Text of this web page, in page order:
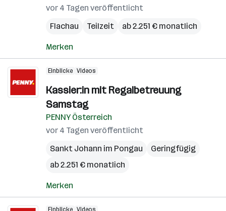
vor 4 Tagen veröffentlicht
Flachau
Teilzeit ab 2.251 € monatlich
Merken
Einblicke Videos
Kassier:in mit Regalbetreuung
Samstag
PENNY Österreich
vor 4 Tagen veröffentlicht
Sankt Johann im Pongau
Geringfügig
ab 2.251 € monatlich
Merken
Einblicke Videos